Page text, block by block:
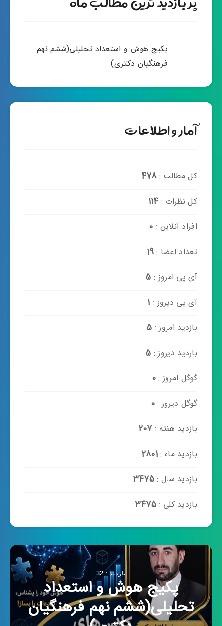
پکیج هوش و استعداد تحلیلی(ششم نهم
فرهنگیان دکتری)
آمار و اطلاعات
کل مطالب :478
کل نظرات : 114
افراد آنلاین : 0
تعداد اعضا :19
آی پی امروز : 5
آی پی دیروز : 1
بازدید امروز : 5
باردید دیروز : 5
گوگل امروز :0
گوگل دیروز :0
بازدید هفته : 207
بازدید ماه :2801
بازدید سال :3475
بازدید کلی :3475
بازدید : 32
پکیج هوش و استعداد
تحلیلی(ششم نهم فرهنگیان